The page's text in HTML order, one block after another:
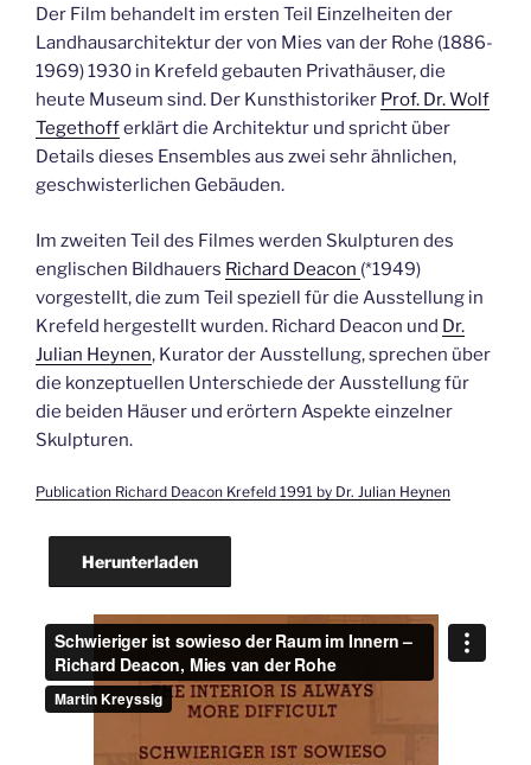
Der Film behandelt im ersten Teil Einzelheiten der
Landhausarchitektur der von Mies van der Rohe (1886-
1969) 1930 in Krefeld gebauten Privathäuser, die
heute Museum sind. Der Kunsthistoriker Prof. Dr. Wolf
Tegethofferklärt die Architektur und spricht über
Details dieses Ensembles aus zwei sehr ähnlichen,
geschwisterlichen Gebäuden.
Im zweiten Teil des Filmes werden Skulpturen des
englischen Bildhauers Richard Deacon (*1949)
vorgestellt, die zum Teil speziell für die Ausstellung in
Krefeld hergestellt wurden. Richard Deacon und Dr.
Julian Heynen, Kurator der Ausstellung, sprechen über
die konzeptuellen Unterschiede der Ausstellung für
die beiden Häuser und erörtern Aspekte einzelner
Skulpturen.
Publication Richard Deacon Krefeld 1991 by Dr. Julian Heynen
Herunterladen